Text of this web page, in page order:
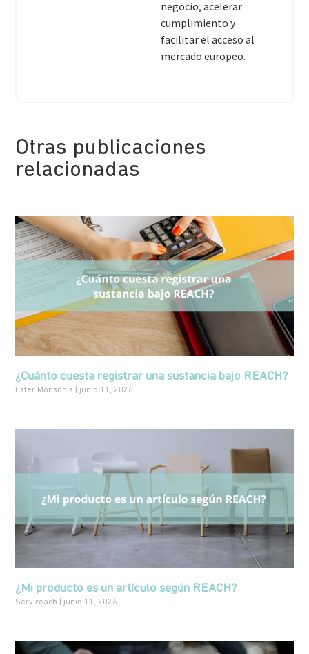
negocio, acelerar
cumplimiento y
facilitar el acceso al
mercado europeo.
Otras publicaciones
relacionadas
¿Cuánto cuesta registrar una sustancia bajo REACH?
Ester Monsonís junio 11, 2026
¿Mi producto es un artículo según REACH?
Servireach junio 11, 2026